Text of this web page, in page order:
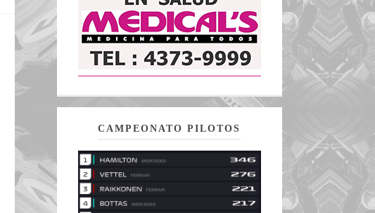
CAMPEONATO PILOTOS